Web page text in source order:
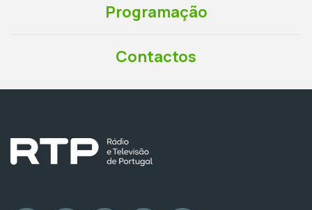
Programação
Contactos